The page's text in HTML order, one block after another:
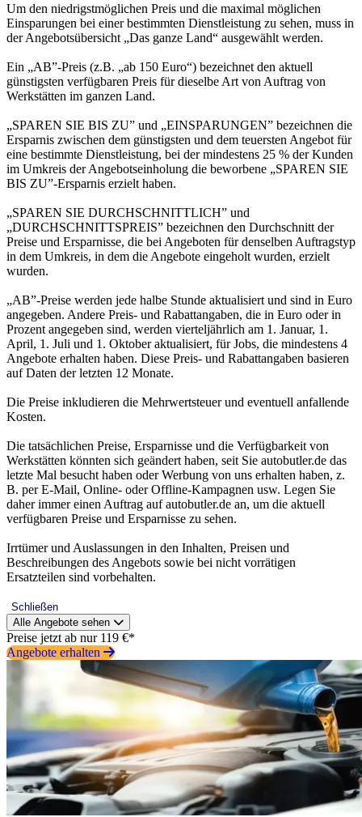
Um den niedrigstmöglichen Preis und die maximal möglichen
Einsparungen bei einer bestimmten Dienstleistung zu sehen, muss in
der Angebotsübersicht „Das ganze Land“ ausgewählt werden.
Ein „AB”-Preis (z.B. „ab 150 Euro“) bezeichnet den aktuell
günstigsten verfügbaren Preis für dieselbe Art von Auftrag von
Werkstätten im ganzen Land.
„SPAREN SIE BIS ZU” und „EINSPARUNGEN” bezeichnen die
Ersparnis zwischen dem günstigsten und dem teuersten Angebot für
eine bestimmte Dienstleistung, bei der mindestens 25 % der Kunden
im Umkreis der Angebotseinholung die beworbene „SPAREN SIE
BIS ZU”-Ersparnis erzielt haben.
„SPAREN SIE DURCHSCHNITTLICH” und
„DURCHSCHNITTSPREIS” bezeichnen den Durchschnitt der
Preise und Ersparnisse, die bei Angeboten für denselben Auftragstyp
in dem Umkreis, in dem die Angebote eingeholt wurden, erzielt
wurden.
„AB”-Preise werden jede halbe Stunde aktualisiert und sind in Euro
angegeben. Andere Preis- und Rabattangaben, die in Euro oder in
Prozent angegeben sind, werden vierteljährlich am 1. Januar, 1.
April, 1. Juli und 1. Oktober aktualisiert, für Jobs, die mindestens 4
Angebote erhalten haben. Diese Preis- und Rabattangaben basieren
auf Daten der letzten 12 Monate.
Die Preise inkludieren die Mehrwertsteuer und eventuell anfallende
Kosten.
Die tatsächlichen Preise, Ersparnisse und die Verfügbarkeit von
Werkstätten könnten sich geändert haben, seit Sie autobutler.de das
letzte Mal besucht haben oder Werbung von uns erhalten haben, z.
B. per E-Mail, Online- oder Offline-Kampagnen usw. Legen Sie
daher immer einen Auftrag auf autobutler.de an, um die aktuell
verfügbaren Preise und Ersparnisse zu sehen.
Irrtümer und Auslassungen in den Inhalten, Preisen und
Beschreibungen des Angebots sowie bei nicht vorrätigen
Ersatzteilen sind vorbehalten.
Schließen
Alle Angebote sehen
Preise jetzt ab nur 119 €*
Angebote erhalten